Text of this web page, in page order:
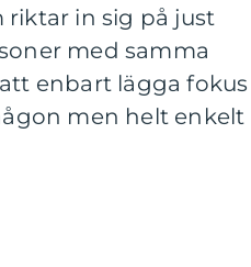
riktar in sig på just
med samma
enbart lägga fokus
men helt enkelt